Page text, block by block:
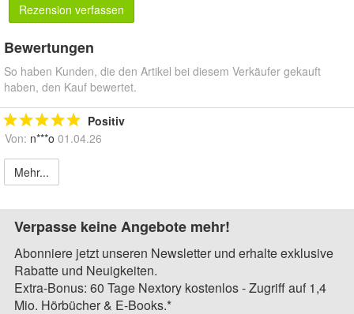
Rezension verfassen
Bewertungen
So haben Kunden, die den Artikel bei diesem Verkäufer gekauft
haben, den Kauf bewertet.
Positiv
Von: n***o 01.04.26
Mehr...
Verpasse keine Angebote mehr!
Abonniere jetzt unseren Newsletter und erhalte exklusive
Rabatte und Neuigkeiten.
Extra-Bonus: 60 Tage Nextory kostenlos - Zugriff auf 1,4
Mio. Hörbücher & E-Books.*